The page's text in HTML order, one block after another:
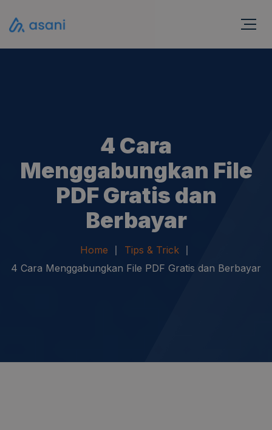
4 Cara
Menggabungkan File
PDF Gratis dan
Berbayar
Home
Tips & Trick
4 Cara Menggabungkan File PDF Gratis dan Berbayar